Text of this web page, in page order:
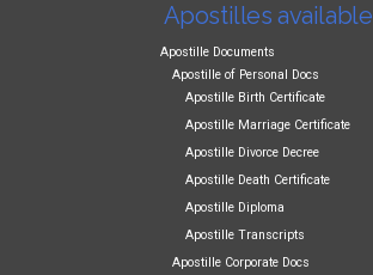
Apostilles available
Apostille Documents
Apostille of Personal Docs
Apostille Birth Certificate
Apostille Marriage Certificate
Apostille Divorce Decree
Apostille Death Certificate
Apostille Diploma
Apostille Transcripts
Apostille Corporate Docs